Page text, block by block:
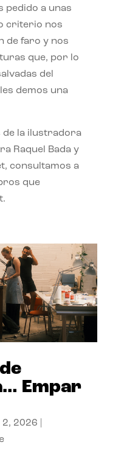
pedido a unas
criterio nos
de faro y nos
que, por lo
del
demos una
de la ilustradora
Raquel Bada y
consultamos a
que
Empar
2, 2026